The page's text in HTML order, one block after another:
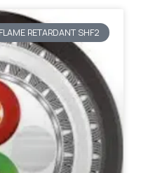
RETARDANT SHF2